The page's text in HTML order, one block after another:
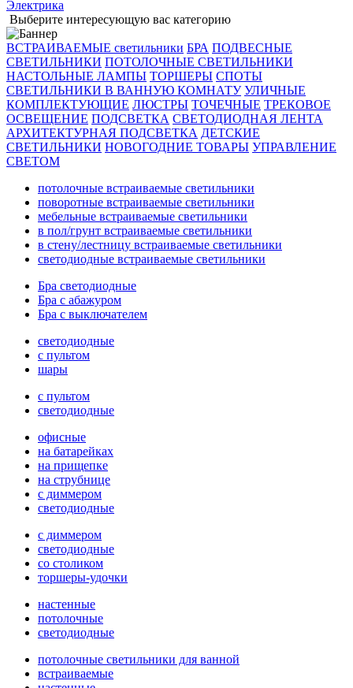
Электрика
Выберите интересующую вас категорию
ВСТРАИВАЕМЫЕ светильники БРА ПОДВЕСНЫЕ
СВЕТИЛЬНИКИ ПОТОЛОЧНЫЕ СВЕТИЛЬНИКИ
НАСТОЛЬНЫЕ ЛАМПЫ ТОРШЕРЫ СПОТЫ
СВЕТИЛЬНИКИ В ВАННУЮ КОМНАТУ УЛИЧНЫЕ
КОМПЛЕКТУЮЩИЕ ЛЮСТРЫ ТОЧЕЧНЫЕ ТРЕКОВОЕ
ОСВЕЩЕНИЕ ПОДСВЕТКА СВЕТОДИОДНАЯ ЛЕНТА
АРХИТЕКТУРНАЯ ПОДСВЕТКА ДЕТСКИЕ
СВЕТИЛЬНИКИ НОВОГОДНИЕ ТОВАРЫ УПРАВЛЕНИЕ
СВЕТОМ
потолочные встраиваемые светильники
поворотные встраиваемые светильники
мебельные встраиваемые светильники
в пол/грунт встраиваемые светильники
в стену/лестницу встраиваемые светильники
светодиодные встраиваемые светильники
Бра светодиодные
Бра с абажуром
Бра с выключателем
светодиодные
с пультом
шары
с пультом
светодиодные
офисные
на батарейках
на прищепке
на струбнице
с диммером
светодиодные
с диммером
светодиодные
со столиком
торшеры-удочки
настенные
потолочные
светодиодные
потолочные светильники для ванной
встраиваемые